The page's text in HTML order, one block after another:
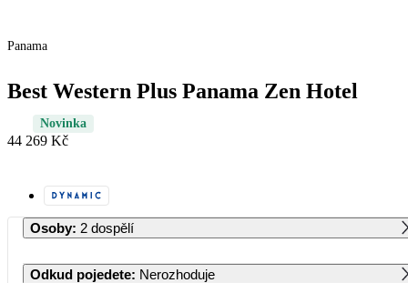
Panama
Best Western Plus Panama Zen Hotel
Novinka
44 269 Kč
Osoby: 2 dospělí
Odkud pojedete: Nerozhoduje